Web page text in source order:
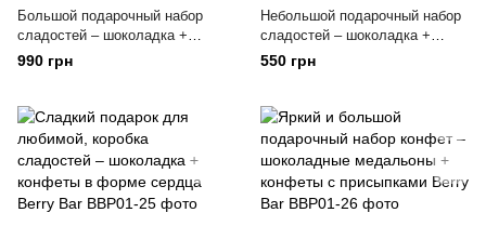
Большой подарочный набор
сладостей – шоколадка +
медальоны + конфеты Berry
990 грн
Небольшой подарочный набор
сладостей – шоколадка +
медальоны Berry Bar
550 грн